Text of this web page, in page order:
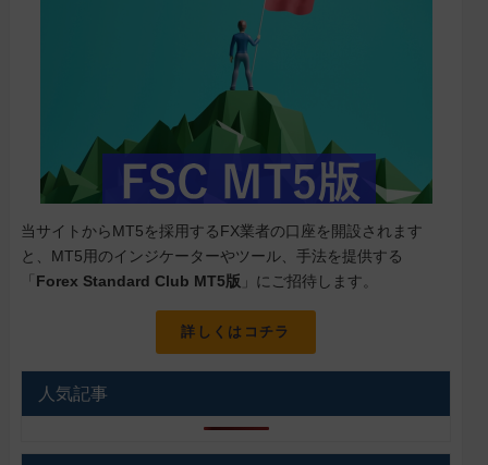
当サイトからMT5を採用するFX業者の口座を開設されます
と、MT5用のインジケーターやツール、手法を提供する
「 Forex Standard Club MT5版 」にご招待します。
詳しくはコチラ
人気記事